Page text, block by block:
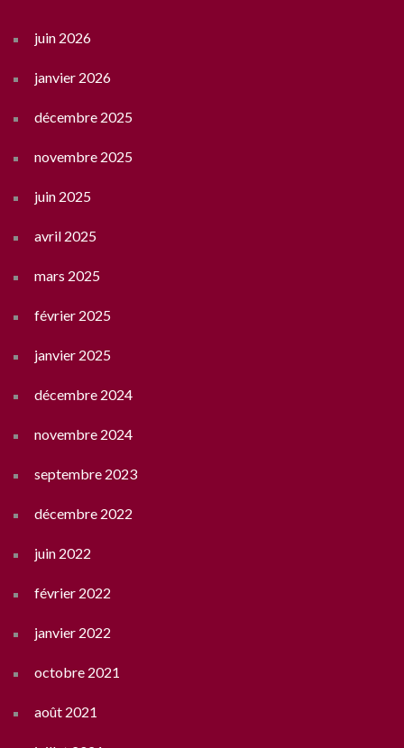
juin 2026
janvier 2026
décembre 2025
novembre 2025
juin 2025
avril 2025
mars 2025
février 2025
janvier 2025
décembre 2024
novembre 2024
septembre 2023
décembre 2022
juin 2022
février 2022
janvier 2022
octobre 2021
août 2021